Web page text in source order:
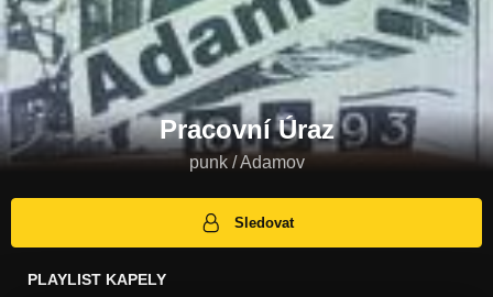
Pracovní Úraz
punk / Adamov
Sledovat
PLAYLIST KAPELY